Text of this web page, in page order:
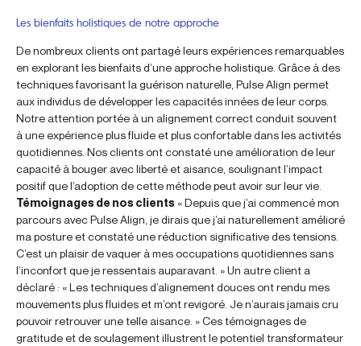
Les bienfaits holistiques de notre approche
De nombreux clients ont partagé leurs expériences remarquables
en explorant les bienfaits d’une approche holistique. Grâce à des
techniques favorisant la guérison naturelle, Pulse Align permet
aux individus de développer les capacités innées de leur corps.
Notre attention portée à un alignement correct conduit souvent
à une expérience plus fluide et plus confortable dans les activités
quotidiennes. Nos clients ont constaté une amélioration de leur
capacité à bouger avec liberté et aisance, soulignant l’impact
positif que l’adoption de cette méthode peut avoir sur leur vie.
Témoignages de nos clients « Depuis que j’ai commencé mon
parcours avec Pulse Align, je dirais que j’ai naturellement amélioré
ma posture et constaté une réduction significative des tensions.
C’est un plaisir de vaquer à mes occupations quotidiennes sans
l’inconfort que je ressentais auparavant. » Un autre client a
déclaré : « Les techniques d’alignement douces ont rendu mes
mouvements plus fluides et m’ont revigoré. Je n’aurais jamais cru
pouvoir retrouver une telle aisance. » Ces témoignages de
gratitude et de soulagement illustrent le potentiel transformateur